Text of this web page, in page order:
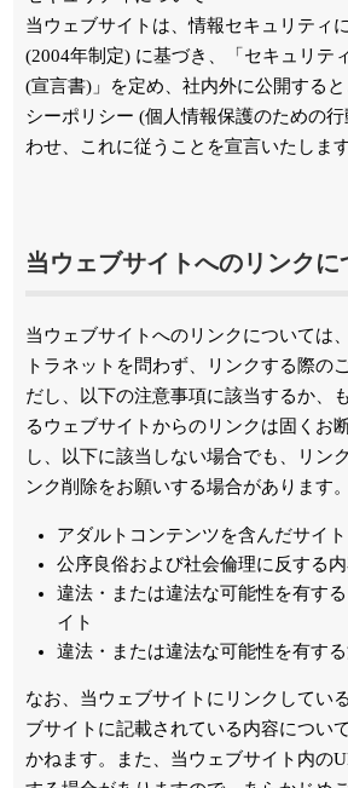
当ウェブサイトは、情報セキュリティ
(2004年制定) に基づき、「セキュリテ
(宣言書)」を定め、社内外に公開する
シーポリシー (個人情報保護のための
わせ、これに従うことを宣言いたします
当ウェブサイトへのリンクに
当ウェブサイトへのリンクについては
トラネットを問わず、リンクする際の
だし、以下の注意事項に該当するか、
るウェブサイトからのリンクは固くお
し、以下に該当しない場合でも、リン
ンク削除をお願いする場合があります。
アダルトコンテンツを含んだサイト
公序良俗および社会倫理に反する
違法・または違法な可能性を有す
イト
違法・または違法な可能性を有す
なお、当ウェブサイトにリンクしてい
ブサイトに記載されている内容につい
かねます。また、当ウェブサイト内の